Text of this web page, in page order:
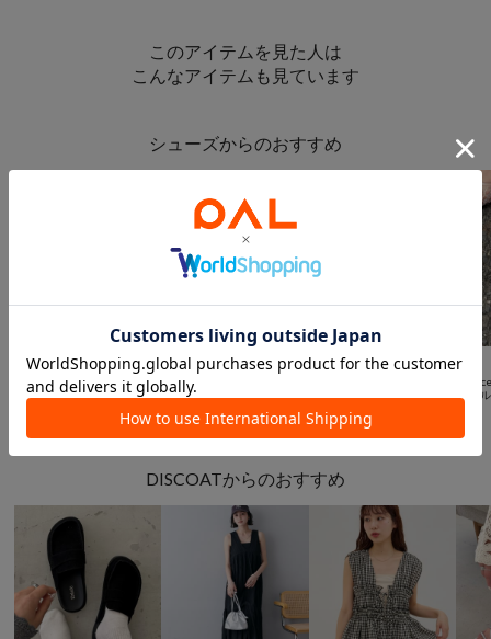
このアイテムを見た人は
こんなアイテムも見ています
シューズからのおすすめ
SALE 
DISCOAT
【S～XLサイズ展開】コンフォートバレエシューズ
￥1,000クーポン
SALE 
DOUDOU
SALE 
¥6,600 (
動画
DISCOATからのおすすめ